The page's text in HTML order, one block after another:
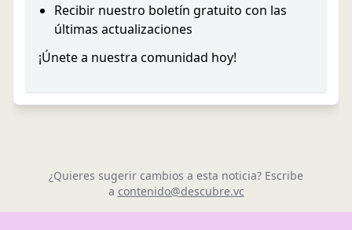
Recibir nuestro boletín gratuito con las
últimas actualizaciones
¡Únete a nuestra comunidad hoy!
¿Quieres sugerir cambios a esta noticia? Escribe
a contenido@descubre.vc